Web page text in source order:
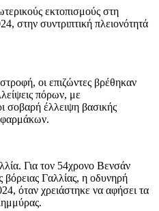
εκτοπισμούς στη
στην συντριπτική πλειονότητά
οι επιζώντες βρέθηκαν
πόρων, με
σοβαρή έλλειψη βασικής
φαρμάκων.
Για τον 54χρονο Βενσάν
Γαλλίας, η οδυνηρή
όταν χρειάστηκε να αφήσει τα